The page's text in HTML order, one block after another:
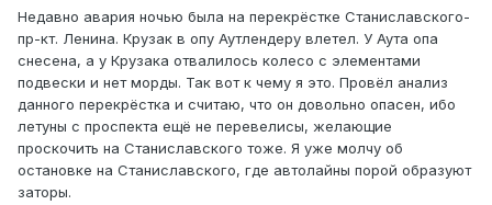
Недавно авария ночью была на перекрёстке Станиславского-
пр-кт. Ленина. Крузак в опу Аутлендеру влетел. У Аута опа
снесена, а у Крузака отвалилось колесо с элементами
подвески и нет морды. Так вот к чему я это. Провёл анализ
данного перекрёстка и считаю, что он довольно опасен, ибо
летуны с проспекта ещё не перевелисы, желающие
проскочить на Станиславского тоже. Я уже молчу об
остановке на Станиславского, где автолайны порой образуют
заторы.